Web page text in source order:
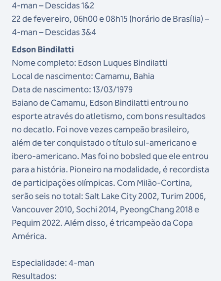
4-man – Descidas 1&2
22 de fevereiro, 06h00 e 08h15 (horário de Brasília) –
4-man – Descidas 3&4
Edson Bindilatti
Nome completo: Edson Luques Bindilatti
Local de nascimento: Camamu, Bahia
Data de nascimento: 13/03/1979
Baiano de Camamu, Edson Bindilatti entrou no
esporte através do atletismo, com bons resultados
no decatlo. Foi nove vezes campeão brasileiro,
além de ter conquistado o título sul-americano e
ibero-americano. Mas foi no bobsled que ele entrou
para a história. Pioneiro na modalidade, é recordista
de participações olímpicas. Com Milão-Cortina,
serão seis no total: Salt Lake City 2002, Turim 2006,
Vancouver 2010, Sochi 2014, PyeongChang 2018 e
Pequim 2022. Além disso, é tricampeão da Copa
América.
Especialidade: 4-man
Resultados: